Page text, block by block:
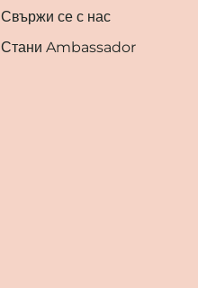
Свържи се с нас
Стани Ambassador